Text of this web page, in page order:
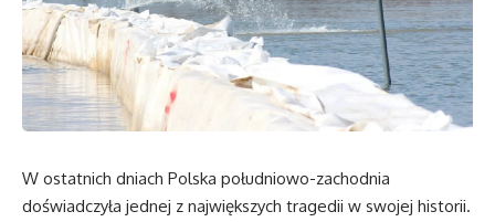
W ostatnich dniach Polska południowo-zachodnia
doświadczyła jednej z największych tragedii w swojej historii.